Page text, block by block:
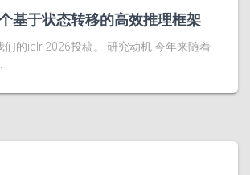
个基于状态转移的高效推理框架
们的iclr 2026投稿。 研究动机 今年来随着